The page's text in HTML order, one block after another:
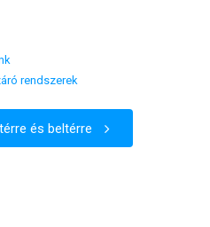
rendszerek
és beltérre